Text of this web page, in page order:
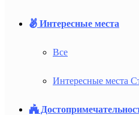
Интересные места
Все
Интересные места